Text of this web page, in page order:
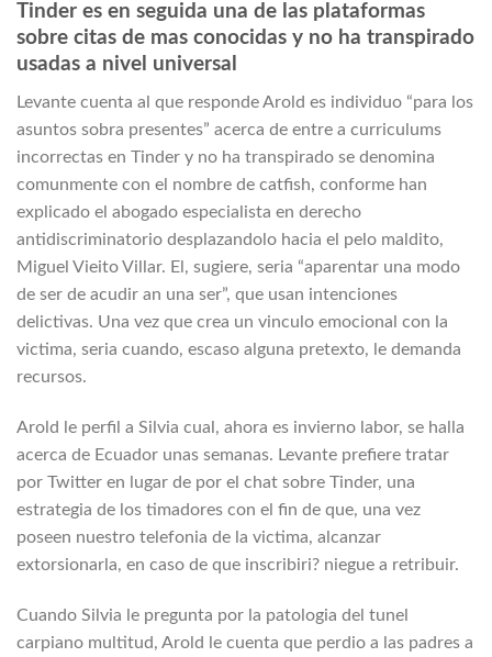
Tinder es en seguida una de las plataformas
sobre citas de mas conocidas y no ha transpirado
usadas a nivel universal
Levante cuenta al que responde Arold es individuo “para los
asuntos sobra presentes” acerca de entre a curriculums
incorrectas en Tinder y no ha transpirado se denomina
comunmente con el nombre de catfish, conforme han
explicado el abogado especialista en derecho
antidiscriminatorio desplazandolo hacia el pelo maldito,
Miguel Vieito Villar. El, sugiere, seri­a “aparentar una modo
de ser de acudir an una ser”, que usan intenciones
delictivas. Una vez que crea un vinculo emocional con la
victima, seri­a cuando, escaso alguna pretexto, le demanda
recursos.
Arold le perfil a Silvia cual, ahora es invierno labor, se halla
acerca de Ecuador unas semanas. Levante prefiere tratar
por Twitter en lugar de por el chat sobre Tinder, una
estrategia de los timadores con el fin de que, una vez
poseen nuestro telefonia de la victima, alcanzar
extorsionarla, en caso de que inscribiri? niegue a retribuir.
Cuando Silvia le pregunta por la patologi­a del tunel
carpiano multitud, Arold le cuenta que perdio a las padres a